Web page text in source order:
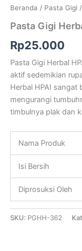
Beranda / Pasta Gigi
Pasta Gigi
Rp25.000
Pasta Gigi Herbal
aktif sedemikian
Herbal HPAI sangat
mengurangi
timbulnya plak dan
Nama Produk
Isi Bersih
Diprosuksi Oleh
SKU: PGHH-362